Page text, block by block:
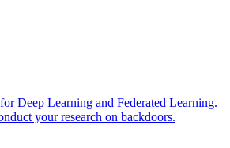
Deep Learning and Federated Learning.
your research on backdoors.